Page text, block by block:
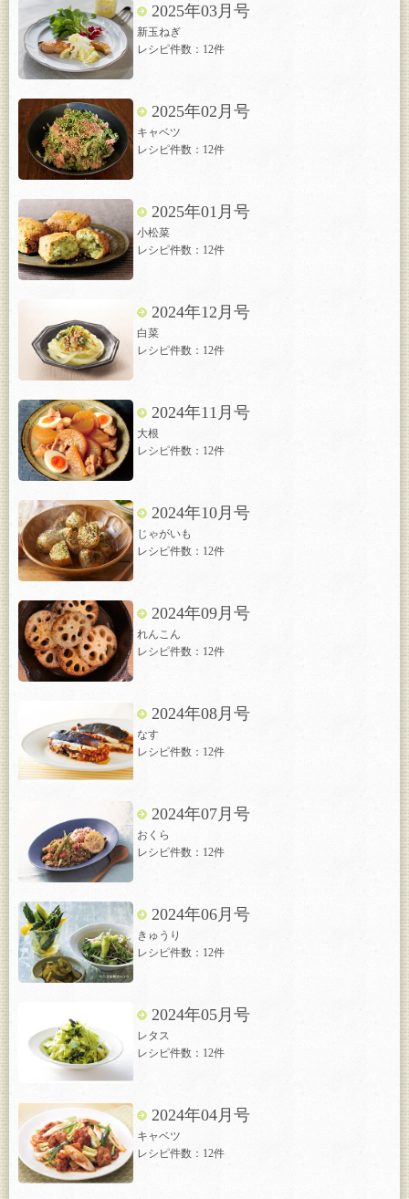
2025年03月号
新玉ねぎ
レシピ件数：12件
2025年02月号
キャベツ
レシピ件数：12件
2025年01月号
小松菜
レシピ件数：12件
2024年12月号
白菜
レシピ件数：12件
2024年11月号
大根
レシピ件数：12件
2024年10月号
じゃがいも
レシピ件数：12件
2024年09月号
れんこん
レシピ件数：12件
2024年08月号
なす
レシピ件数：12件
2024年07月号
おくら
レシピ件数：12件
2024年06月号
きゅうり
レシピ件数：12件
2024年05月号
レタス
レシピ件数：12件
2024年04月号
キャベツ
レシピ件数：12件